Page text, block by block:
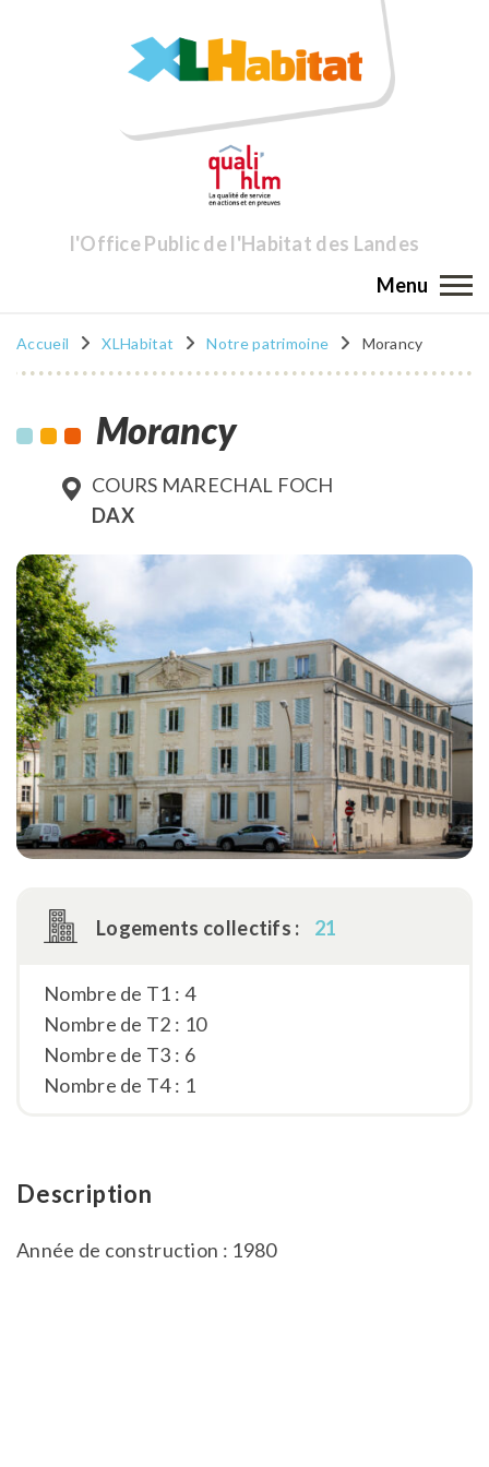
l'Office Public de l'Habitat des Landes
Menu
Accueil XLHabitat Notre patrimoine Morancy
Morancy
COURS MARECHAL FOCH
DAX
Logements collectifs : 21
Nombre de T1 : 4
Nombre de T2 : 10
Nombre de T3 : 6
Nombre de T4 : 1
Description
Année de construction : 1980